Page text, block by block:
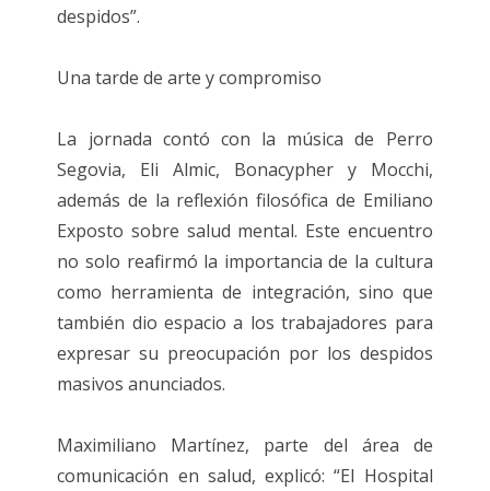
despidos”.
Una tarde de arte y compromiso
La jornada contó con la música de Perro
Segovia, Eli Almic, Bonacypher y Mocchi,
además de la reflexión filosófica de Emiliano
Exposto sobre salud mental. Este encuentro
no solo reafirmó la importancia de la cultura
como herramienta de integración, sino que
también dio espacio a los trabajadores para
expresar su preocupación por los despidos
masivos anunciados.
Maximiliano Martínez, parte del área de
comunicación en salud, explicó: “El Hospital